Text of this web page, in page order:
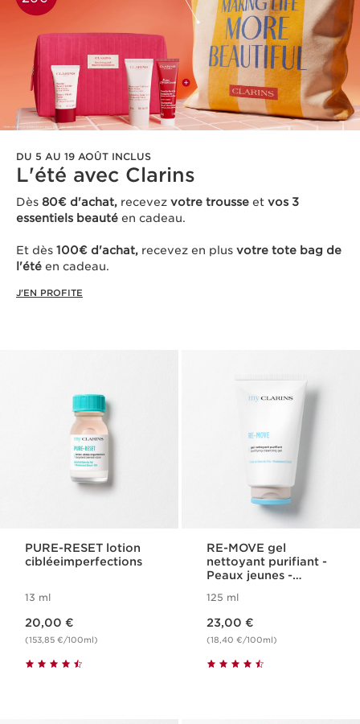
DU 5 AU 19 AOÛT INCLUS
L'été avec Clarins ​
Dès 80€ d'achat, recevez votre trousse et vos 3
essentiels beauté en cadeau​.
Et dès 100€ d'achat, recevez en plus votre tote bag de
l'été en cadeau.
J'EN PROFITE
PURE-RESET lotion
cibléeimperfections
13 ml
20,00 €
(153,85 €/100ml)
RE-MOVE gel
nettoyant purifiant -
Peaux jeunes -
125 ml
23,00 €
(18,40 €/100ml)